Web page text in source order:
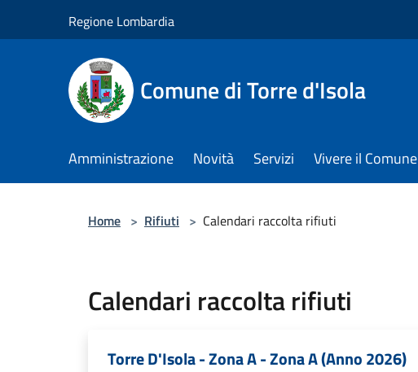
Regione Lombardia
Comune di Torre d'Isola
Amministrazione Novità Servizi Vivere il Comune
Home > Rifiuti > Calendari raccolta rifiuti
Calendari raccolta rifiuti
Torre D'Isola - Zona A - Zona A (Anno 2026)